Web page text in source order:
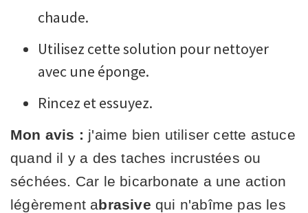
chaude.
Utilisez cette solution pour nettoyer
avec une éponge.
Rincez et essuyez.
Mon avis : j'aime bien utiliser cette astuce
quand il y a des taches incrustées ou
séchées. Car le bicarbonate a une action
légèrement abrasive qui n'abîme pas les